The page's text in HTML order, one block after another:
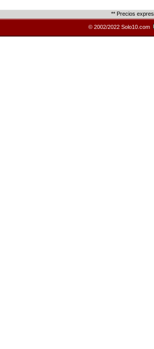
** Precios
© 2002/2022 Solo10.com